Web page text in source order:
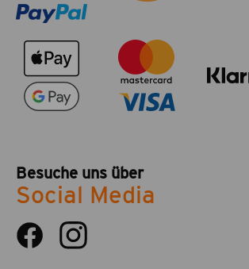
Besuche uns über
Social Media